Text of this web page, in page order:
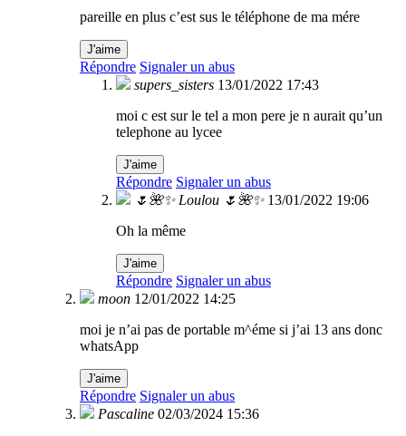
pareille en plus c’est sus le téléphone de ma mére
J'aime
Répondre Signaler un abus
supers_sisters 13/01/2022 17:43
moi c est sur le tel a mon pere je n aurait qu’un
telephone au lycee
J'aime
Répondre Signaler un abus
🌷🌺✨ Loulou 🌷🌺✨ 13/01/2022 19:06
Oh la même
J'aime
Répondre Signaler un abus
moon 12/01/2022 14:25
moi je n’ai pas de portable m^éme si j’ai 13 ans donc
whatsApp
J'aime
Répondre Signaler un abus
Pascaline 02/03/2024 15:36